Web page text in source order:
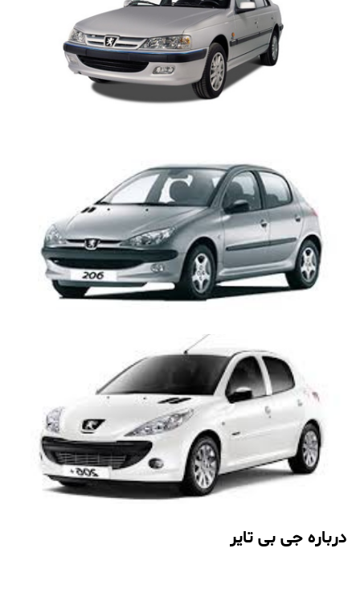
درباره جی بی تایر